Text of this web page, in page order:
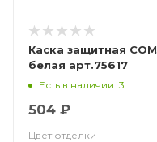
Каска защитная
белая арт.75617
Есть в наличии: 3
504 ₽
Цвет отделки